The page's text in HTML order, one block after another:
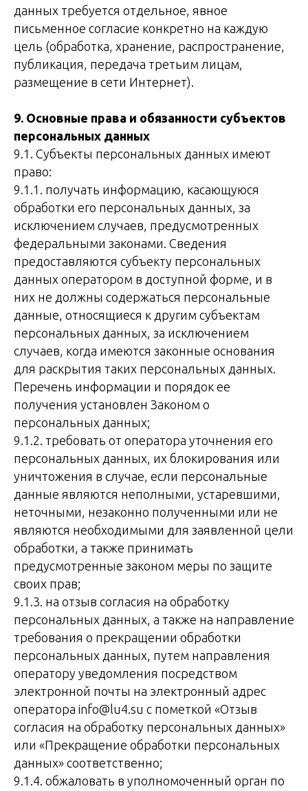
данных требуется отдельное, явное
письменное согласие конкретно на каждую
цель (обработка, хранение, распространение,
публикация, передача третьим лицам,
размещение в сети Интернет).
9. Основные права и обязанности субъектов
персональных данных
9.1. Субъекты персональных данных имеют
право:
9.1.1. получать информацию, касающуюся
обработки его персональных данных, за
исключением случаев, предусмотренных
федеральными законами. Сведения
предоставляются субъекту персональных
данных оператором в доступной форме, и в
них не должны содержаться персональные
данные, относящиеся к другим субъектам
персональных данных, за исключением
случаев, когда имеются законные основания
для раскрытия таких персональных данных.
Перечень информации и порядок ее
получения установлен Законом о
персональных данных;
9.1.2. требовать от оператора уточнения его
персональных данных, их блокирования или
уничтожения в случае, если персональные
данные являются неполными, устаревшими,
неточными, незаконно полученными или не
являются необходимыми для заявленной цели
обработки, а также принимать
предусмотренные законом меры по защите
своих прав;
9.1.3. на отзыв согласия на обработку
персональных данных, а также на направление
требования о прекращении обработки
персональных данных, путем направления
оператору уведомления посредством
электронной почты на электронный адрес
оператора info@lu4.su с пометкой «Отзыв
согласия на обработку персональных данных»
или «Прекращение обработки персональных
данных» соответственно;
9.1.4. обжаловать в уполномоченный орган по